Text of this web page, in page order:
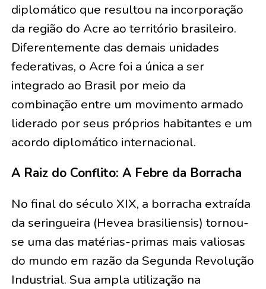
diplomático que resultou na incorporação
da região do Acre ao território brasileiro.
Diferentemente das demais unidades
federativas, o Acre foi a única a ser
integrado ao Brasil por meio da
combinação entre um movimento armado
liderado por seus próprios habitantes e um
acordo diplomático internacional.
A Raiz do Conflito: A Febre da Borracha
No final do século XIX, a borracha extraída
da seringueira (Hevea brasiliensis) tornou-
se uma das matérias-primas mais valiosas
do mundo em razão da Segunda Revolução
Industrial. Sua ampla utilização na